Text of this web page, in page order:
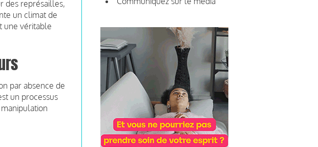
des représailles,
un climat de
une véritable
par absence de
un processus